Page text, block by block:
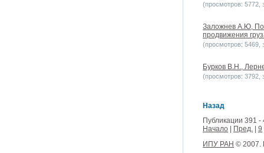
(просмотров: 5772,
Заложнев А.Ю,
продвижения
(просмотров: 5469,
Бурков В.Н.,
(просмотров: 3792,
Назад
Публикации 391 -
Начало
Пред.
9
ИПУ РАН © 2007.